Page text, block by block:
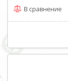
В сравнение